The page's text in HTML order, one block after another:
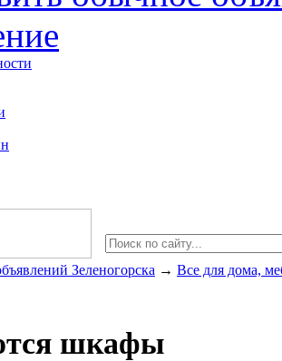
Зеленогорска → Все для дома,
шкафы